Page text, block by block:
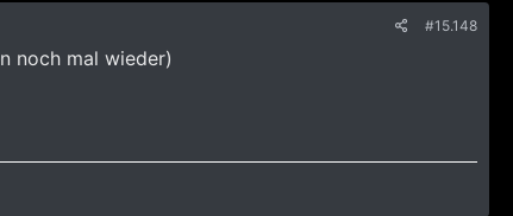
#15.148
noch mal wieder)